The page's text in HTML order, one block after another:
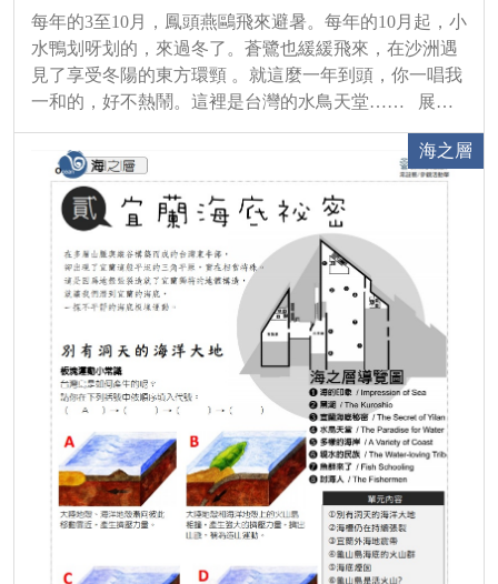
每年的3至10月，鳳頭燕鷗飛來避暑。每年的10月起，小
水鴨划呀划的，來過冬了。蒼鷺也緩緩飛來，在沙洲遇
見了享受冬陽的東方環頸 。就這麼一年到頭，你一唱我
一和的，好不熱鬧。這裡是台灣的水鳥天堂…… 展覽
日期：常設展2010年10月16日起~
海之層